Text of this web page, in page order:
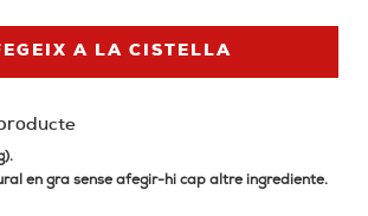
A LA CISTELLA
en gra sense afegir-hi cap altre ingrediente.